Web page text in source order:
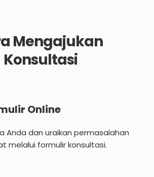
Mengajukan
Konsultasi
Online
Anda dan uraikan permasalahan
melalui formulir konsultasi.